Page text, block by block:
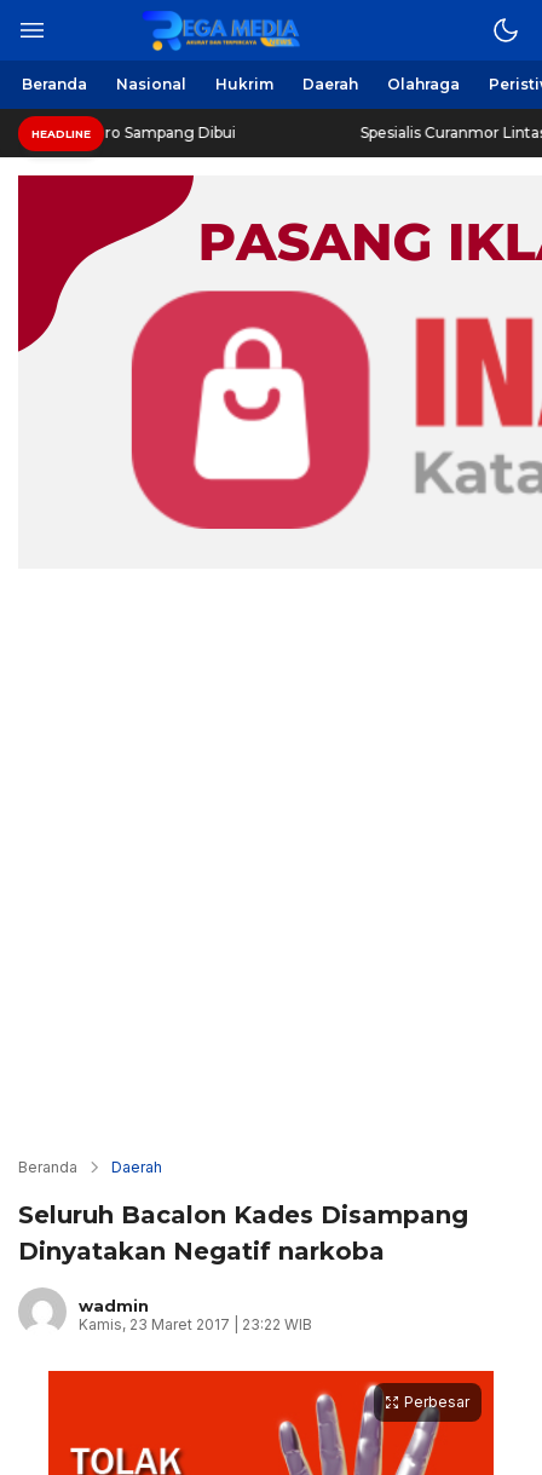
Beranda Nasional Hukrim Daerah Olahraga
HEADLINE
Sampang Dibui Spesialis Curanmor Lintas Daerah
Beranda Daerah
Seluruh Bacalon Kades Disampang
Dinyatakan Negatif narkoba
wadmin
Kamis, 23 Maret 2017 | 23:22 WIB
Perbesar